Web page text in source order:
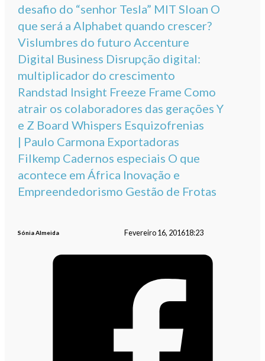
desafio do “senhor Tesla” MIT Sloan O
que será a Alphabet quando crescer?
Vislumbres do futuro Accenture
Digital Business Disrupção digital:
multiplicador do crescimento
Randstad Insight Freeze Frame Como
atrair os colaboradores das gerações Y
e Z Board Whispers Esquizofrenias
| Paulo Carmona Exportadoras
Filkemp Cadernos especiais O que
acontece em África Inovação e
Empreendedorismo Gestão de Frotas
Sónia Almeida Fevereiro 16, 201618:23